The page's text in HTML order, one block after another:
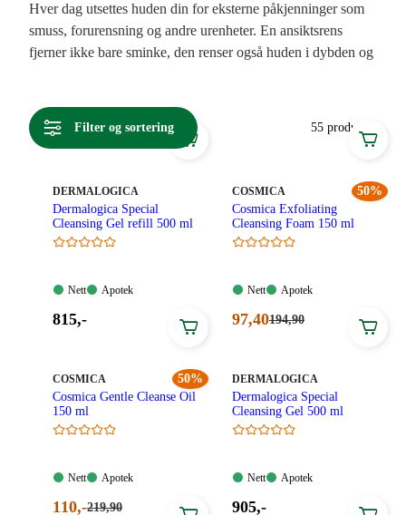
Hver dag utsettes huden din for eksterne påkjenninger som
smuss, forurensning og andre urenheter. En ansiktsrens
fjerner ikke bare sminke, den renser også huden i dybden og
hudtyper.
Filter og sortering 55 produkter
MERKE:
DERMALOGICA
Dermalogica Special
Cleansing Gel refill 500 ml
Nett:
Nett
Apotek:
Apotek
Pris:
815,-
50%
MERKE:
COSMICA
Cosmica Exfoliating
Cleansing Foam 150 ml
Nett:
Nett
Apotek:
Apotek
Nåværende
kroner.
97,40Førpris:
194,90
50%
MERKE:
COSMICA
Cosmica Gentle Cleanse Oil
150 ml
Nett:
Nett
Apotek:
Apotek
Nåværende
110,-Førpris:
219,90
MERKE:
DERMALOGICA
Dermalogica Special
Cleansing Gel 500 ml
Nett:
Nett
Apotek:
Apotek
Pris:
905,-